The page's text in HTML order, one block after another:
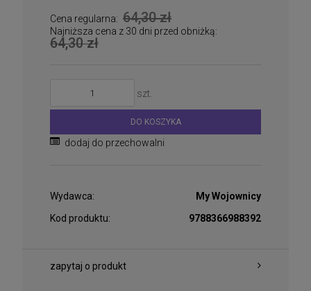
Cena regularna: 64,30 zł
Najniższa cena z 30 dni przed obniżką:
64,30 zł
szt.
DO KOSZYKA
dodaj do przechowalni
Wydawca:
My Wojownicy
Kod produktu:
9788366988392
zapytaj o produkt